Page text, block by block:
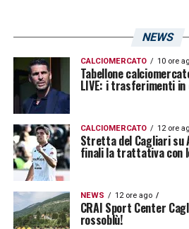
LA PLAYLIST DELLE
NEWS
CALCIOMERCATO 10 ore
Tabellone
LIVE: i trasferimenti
CALCIOMERCATO 12 ore
Stretta del Cagliari su
finali la trattativa con
NEWS 12 ore ago
CRAI Sport Center
rossoblù!